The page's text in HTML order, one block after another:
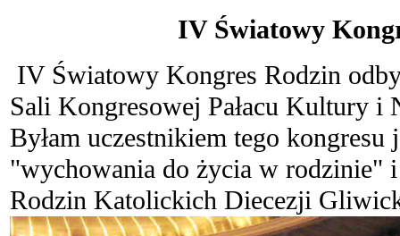
IV Światowy
IV Światowy Kongres Rodzin
Sali Kongresowej Pałacu Kultury i
Byłam uczestnikiem tego kongresu
"wychowania do życia w rodzinie" i
Rodzin Katolickich Diecezji